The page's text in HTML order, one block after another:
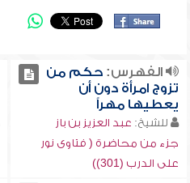
الفهرس:حكم من
تزوج امرأة دون أن
يعطيها مهراً
للشيخ: عبد العزيز بن باز
جزء من محاضرة ( فتاوى نور
على الدرب (301))